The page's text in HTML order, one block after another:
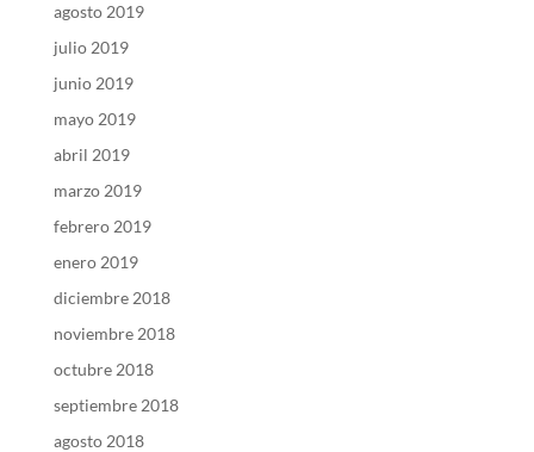
agosto 2019
julio 2019
junio 2019
mayo 2019
abril 2019
marzo 2019
febrero 2019
enero 2019
diciembre 2018
noviembre 2018
octubre 2018
septiembre 2018
agosto 2018